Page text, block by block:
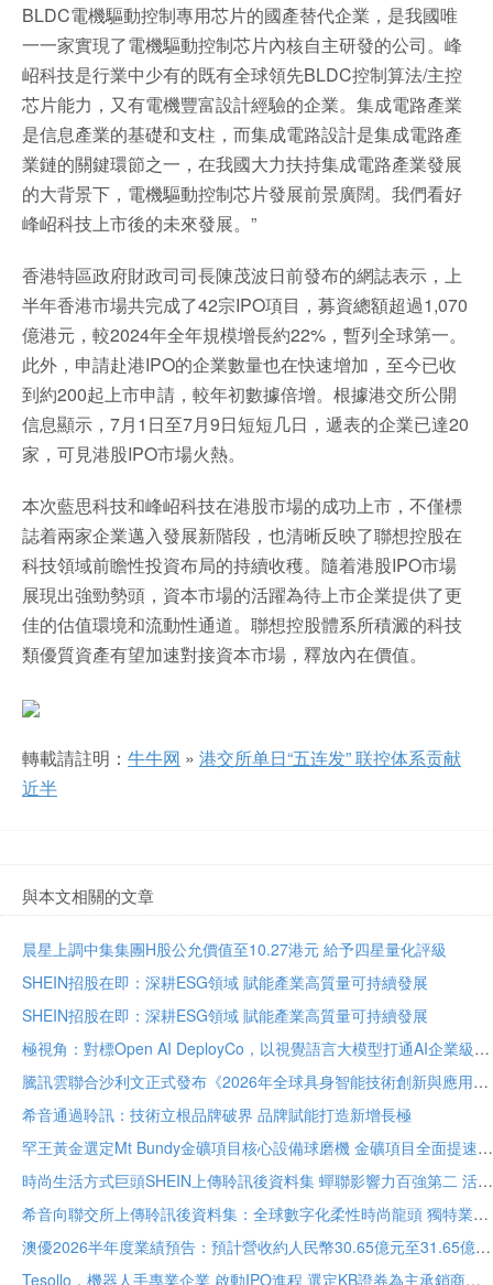
BLDC電機驅動控制專用芯片的國產替代企業，是我國唯
一一家實現了電機驅動控制芯片內核自主研發的公司。峰
岹科技是行業中少有的既有全球領先BLDC控制算法/主控
芯片能力，又有電機豐富設計經驗的企業。集成電路產業
是信息產業的基礎和支柱，而集成電路設計是集成電路產
業鏈的關鍵環節之一，在我國大力扶持集成電路產業發展
的大背景下，電機驅動控制芯片發展前景廣闊。我們看好
峰岹科技上市後的未來發展。”
香港特區政府財政司司長陳茂波日前發布的網誌表示，上
半年香港市場共完成了42宗IPO項目，募資總額超過1,070
億港元，較2024年全年規模增長約22%，暫列全球第一。
此外，申請赴港IPO的企業數量也在快速增加，至今已收
到約200起上市申請，較年初數據倍增。根據港交所公開
信息顯示，7月1日至7月9日短短几日，遞表的企業已達20
家，可見港股IPO市場火熱。
本次藍思科技和峰岹科技在港股市場的成功上市，不僅標
誌着兩家企業邁入發展新階段，也清晰反映了聯想控股在
科技領域前瞻性投資布局的持續收穫。隨着港股IPO市場
展現出強勁勢頭，資本市場的活躍為待上市企業提供了更
佳的估值環境和流動性通道。聯想控股體系所積澱的科技
類優質資產有望加速對接資本市場，釋放內在價值。
轉載請註明： 牛牛网 » 港交所单日“五连发” 联控体系贡献
近半
與本文相關的文章
晨星上調中集集團H股公允價值至10.27港元 給予四星量化評級
SHEIN招股在即：深耕ESG領域 賦能產業高質量可持續發展
SHEIN招股在即：深耕ESG領域 賦能產業高質量可持續發展
極視角：對標Open AI DeployCo，以視覺語言大模型打通AI企業級落地“最後一公里”
騰訊雲聯合沙利文正式發布《2026年全球具身智能技術創新與應用白皮書》
希音通過聆訊：技術立根品牌破界 品牌賦能打造新增長極
罕王黃金選定Mt Bundy金礦項目核心設備球磨機 金礦項目全面提速
時尚生活方式巨頭SHEIN上傳聆訊後資料集 蟬聯影響力百強第二 活躍顧客達2.73億
希音向聯交所上傳聆訊後資料集：全球數字化柔性時尚龍頭 獨特業務模式構築堅固護城河
澳優2026半年度業績預告：預計營收約人民幣30.65億元至31.65億元 核心業務基礎保持穩定
Tesollo，機器人手專業企業 啟動IPO進程 選定KB證券為主承銷商